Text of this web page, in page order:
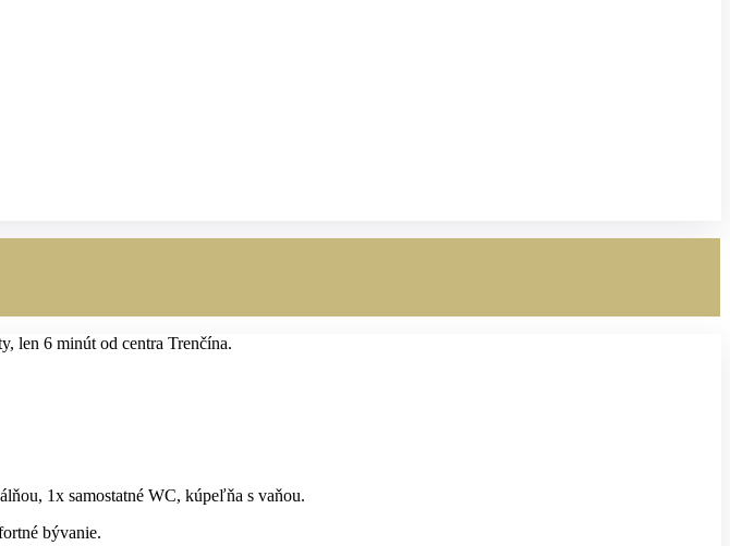
len 6 minút od centra Trenčína.
1x samostatné WC, kúpeľňa s vaňou.
bývanie.